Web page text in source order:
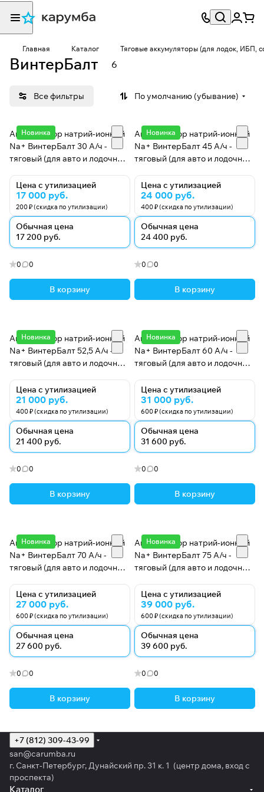
Главная Каталог Тяговые аккумуляторы (для лодок, ИБП,
ВинтерБалт 6
Все фильтры По умолчанию (убывание)
Новинка
Аккумулятор натрий-ионный
Na+ ВинтерБалт 30 А/ч -
тяговый (для авто и лодочных
Цена с утилизацией
17 000 руб.
200 ₽ (скидка по утилизации)
Обычная цена
17 200 руб.
0 0
В корзину
Новинка
Аккумулятор натрий-ионный
Na+ ВинтерБалт 45 А/ч -
тяговый (для авто и лодочных
Цена с утилизацией
24 000 руб.
400 ₽ (скидка по утилизации)
Обычная цена
24 400 руб.
0 0
В корзину
Новинка
Аккумулятор натрий-ионный
Na+ ВинтерБалт 52,5 А/ч -
тяговый (для авто и лодочных
Цена с утилизацией
21 000 руб.
400 ₽ (скидка по утилизации)
Обычная цена
21 400 руб.
0 0
В корзину
Новинка
Аккумулятор натрий-ионный
Na+ ВинтерБалт 60 А/ч -
тяговый (для авто и лодочных
Цена с утилизацией
31 000 руб.
600 ₽ (скидка по утилизации)
Обычная цена
31 600 руб.
0 0
В корзину
Новинка
Аккумулятор натрий-ионный
Na+ ВинтерБалт 70 А/ч -
тяговый (для авто и лодочных
Цена с утилизацией
27 000 руб.
600 ₽ (скидка по утилизации)
Обычная цена
27 600 руб.
0 0
В корзину
Новинка
Аккумулятор натрий-ионный
Na+ ВинтерБалт 75 А/ч -
тяговый (для авто и лодочных
Цена с утилизацией
39 000 руб.
600 ₽ (скидка по утилизации)
Обычная цена
39 600 руб.
0 0
В корзину
+7 (812) 309-43-99
san@carumba.ru
г. Санкт-Петербург, Дунайский пр. 31 к. 1 (центр дома, вход с
проспекта)
Каталог